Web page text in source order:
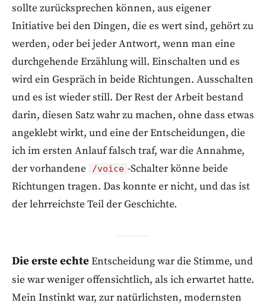
sollte zurücksprechen können, aus eigener
Initiative bei den Dingen, die es wert sind, gehört zu
werden, oder bei jeder Antwort, wenn man eine
durchgehende Erzählung will. Einschalten und es
wird ein Gespräch in beide Richtungen. Ausschalten
und es ist wieder still. Der Rest der Arbeit bestand
darin, diesen Satz wahr zu machen, ohne dass etwas
angeklebt wirkt, und eine der Entscheidungen, die
ich im ersten Anlauf falsch traf, war die Annahme,
der vorhandene
/voice -Schalter könne beide
Richtungen tragen. Das konnte er nicht, und das ist
der lehrreichste Teil der Geschichte.
Die erste echteEntscheidung war die Stimme, und
sie war weniger offensichtlich, als ich erwartet hatte.
Mein Instinkt war, zur natürlichsten, modernsten